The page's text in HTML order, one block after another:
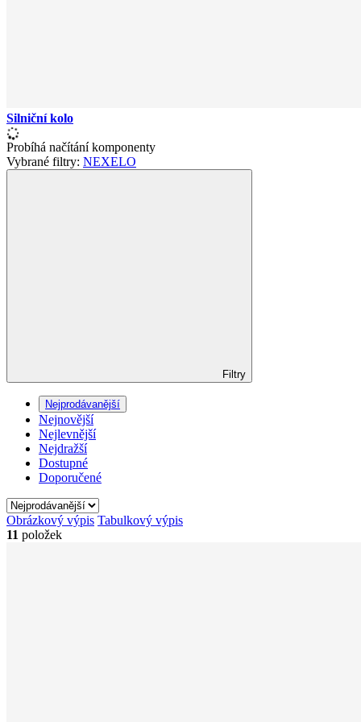
Silniční kolo
Probíhá načítání komponenty
Vybrané filtry: NEXELO
Filtry
Nejprodávanější
Nejnovější
Nejlevnější
Nejdražší
Dostupné
Doporučené
Obrázkový výpis Tabulkový výpis
11 položek